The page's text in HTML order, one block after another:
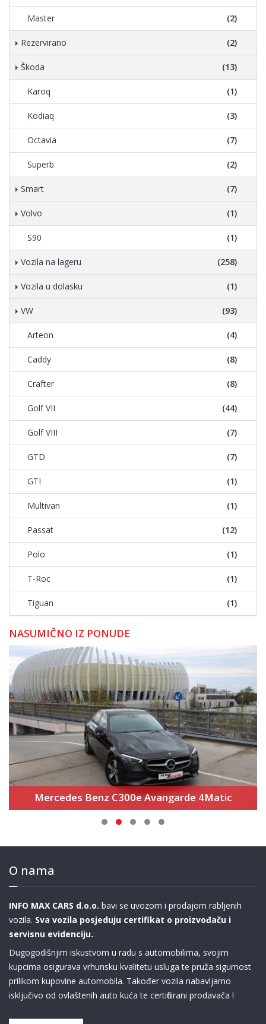
Master (2)
Rezervirano (2)
Škoda (13)
Karoq (1)
Kodiaq (3)
Octavia (7)
Superb (2)
Smart (7)
Volvo (1)
S90 (1)
Vozila na lageru (258)
Vozila u dolasku (1)
VW (93)
Arteon (4)
Caddy (8)
Crafter (8)
Golf VII (44)
Golf VIII (7)
GTD (7)
GTI (1)
Multivan (1)
Passat (12)
Polo (1)
T-Roc (1)
Tiguan (1)
NASUMIČNO IZ PONUDE
Mercedes Benz C300e Avangarde 4Matic
O nama
INFO MAX CARS d.o.o. bavi se uvozom i prodajom rabljenih
vozila. Sva vozila posjeduju certifikat o proizvođaču i
servisnu evidenciju.
Dugogodišnjim iskustvom u radu s automobilima, svojim
kupcima osigurava vrhunsku kvalitetu usluga te pruža sigurnost
prilikom kupovine automobila. Također vozila nabavljamo
isključivo od ovlaštenih auto kuća te certificirani prodavača !